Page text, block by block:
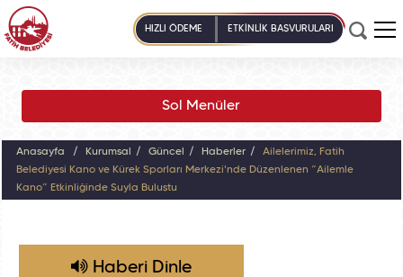
HIZLI ÖDEME ETKİNLİK BAŞVURULARI
Sol Menüler
Anasayfa Kurumsal Güncel Haberler
Ailelerimiz, Fatih
Belediyesi Kano ve Kürek Sporları Merkezi'nde Düzenlenen “Ailemle
Kano” Etkinliğinde Suyla Buluştu
Haberi Dinle